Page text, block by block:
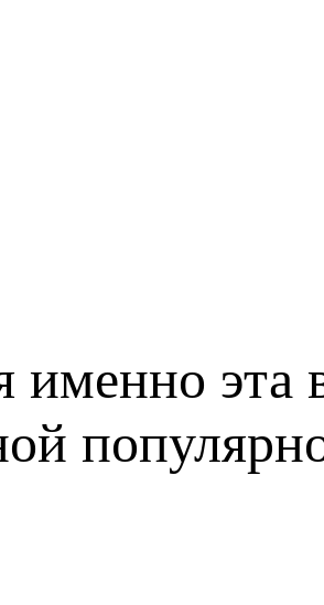
именно эта